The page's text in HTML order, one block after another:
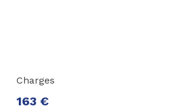
Charges
163 €